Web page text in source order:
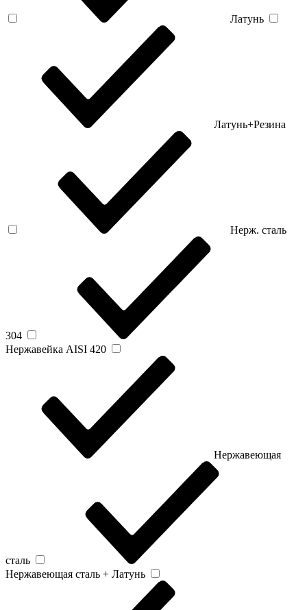
Латунь
Латунь+Резина
Нерж. сталь
304
Нержавейка AISI 420
Нержавеющая
сталь
Нержавеющая сталь + Латунь